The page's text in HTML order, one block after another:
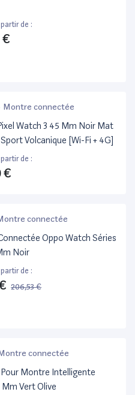
de :
€
Montre connectée
Watch 3 45 Mm Noir Mat
Volcanique [Wi-Fi + 4G]
de :
€
connectée
Oppo Watch Séries
Noir
de :
206,53 €
connectée
Montre Intelligente
Vert Olive